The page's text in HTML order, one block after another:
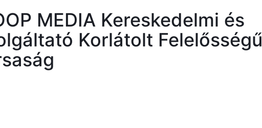
MEDIA Kereskedelmi és
Korlátolt Felelősségű